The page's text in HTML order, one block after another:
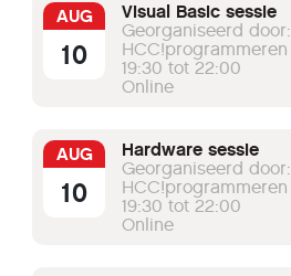
AUG
10
Visual Basic sessie
Georganiseerd door:
HCC!programmeren
19:30 tot 22:00
Online
AUG
10
Hardware sessie
Georganiseerd door:
HCC!programmeren
19:30 tot 22:00
Online